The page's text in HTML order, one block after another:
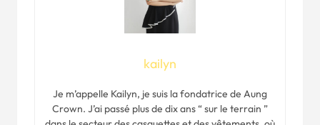
kailyn
Je m’appelle Kailyn, je suis la fondatrice de Aung
Crown. J’ai passé plus de dix ans “ sur le terrain ”